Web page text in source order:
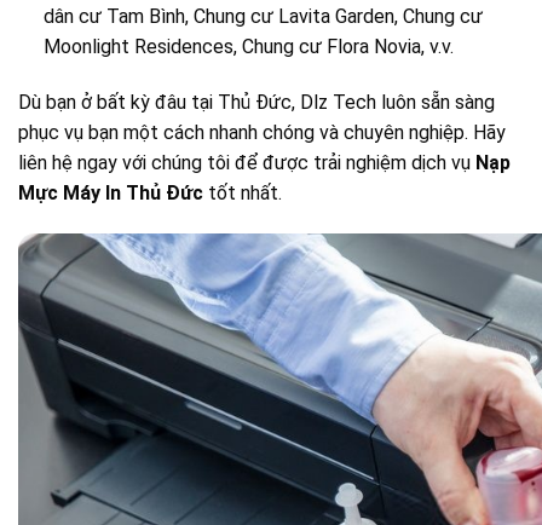
dân cư Tam Bình, Chung cư Lavita Garden, Chung cư
Moonlight Residences, Chung cư Flora Novia, v.v.
Dù bạn ở bất kỳ đâu tại Thủ Đức, Dlz Tech luôn sẵn sàng
phục vụ bạn một cách nhanh chóng và chuyên nghiệp. Hãy
liên hệ ngay với chúng tôi để được trải nghiệm dịch vụ Nạp
Mực Máy In Thủ Đức tốt nhất.